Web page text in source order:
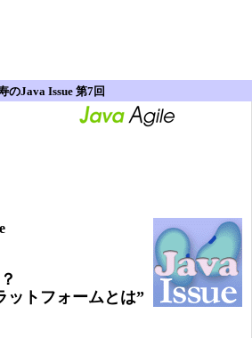
のJava Issue 第7回
ットフォームとは”